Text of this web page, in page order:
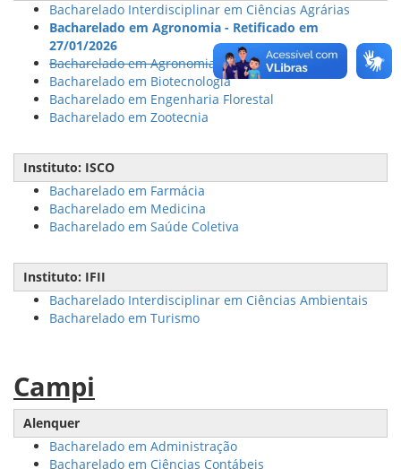
Bacharelado Interdisciplinar em Ciências Agrárias
Bacharelado em Agronomia - Retificado em
27/01/2026
Bacharelado em Agronomia
Bacharelado em Biotecnologia
Bacharelado em Engenharia Florestal
Bacharelado em Zootecnia
Instituto: ISCO
Bacharelado em Farmácia
Bacharelado em Medicina
Bacharelado em Saúde Coletiva
Instituto: IFII
Bacharelado Interdisciplinar em Ciências Ambientais
Bacharelado em Turismo
Campi
Alenquer
Bacharelado em Administração
Bacharelado em Ciências Contábeis